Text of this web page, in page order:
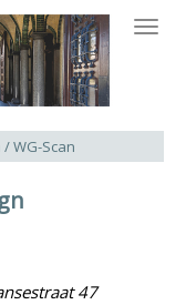
WG-Scan
47